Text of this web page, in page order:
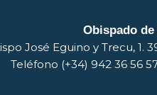
Obispado
José Eguino y Trecu, 1.
Teléfono (+34) 942 36 56